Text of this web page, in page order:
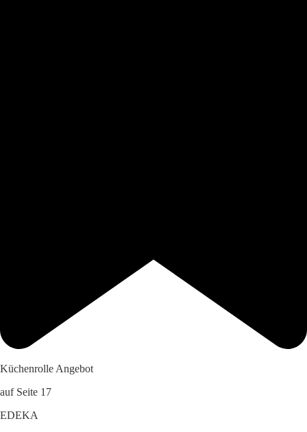
Küchenrolle Angebot
auf Seite 17
EDEKA